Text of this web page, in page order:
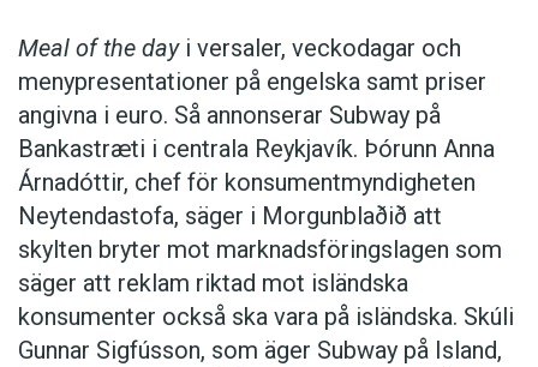
andra är mer intresserade av lingvistiska
teorier. Det ger dem en möjlighet att uttrycka
sin egen känsla av symmetri och mening, säger
David Salo.
Och som andra etablerade konstformer skulle
språkkonstruktion i framtiden kunna ha en egen
standard för kvalitet och konstnärligt uttryck,
tror Arika Okrent. Kanske till och med egna
konstkritiker.
världsspråk som skaparna – och dess
entusiastiska anhängare – hoppades på.
Under 1900-talet blev språkskapande i regel
något rätt udda, och det är fortfarande en
ovanlig hobby. Men med internets intåg har nya
möjligheter öppnat sig för språkbyggare att
mötas och diskutera sina skapelser. Personer
som har trott att de har varit ensamma om sin
fritidssysselsättning, upptäcker att det finns
Meal of the dayi versaler, veckodagar och
menypresentationer på engelska samt priser
angivna i euro. Så annonserar Subway på
Bankastræti i centrala Reykjavík. Þórunn Anna
Árnadóttir, chef för konsumentmyndigheten
Neytendastofa, säger i Morgunblaðið att
skylten bryter mot marknadsföringslagen som
säger att reklam riktad mot isländska
konsumenter också ska vara på isländska. Skúli
Gunnar Sigfússon, som äger Subway på Island,